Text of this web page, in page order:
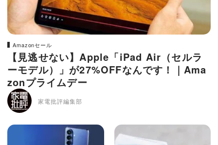
Amazonセール
【見逃せない】Apple「iPad Air（セルラ
ーモデル）」が27%OFFなんです！｜Ama
zonプライムデー
家電批評編集部